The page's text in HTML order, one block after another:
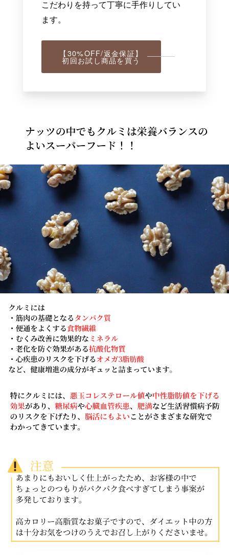
こだわりを持って丁寧に手作りしてい
ます。
【30%OFF/返金保証】
初回お試し商品を買う